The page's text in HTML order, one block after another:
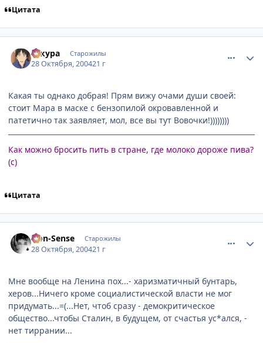
Цитата
сакура Старожилы
28 Октября, 200421 г
Какая ты однако добрая! Прям вижу очами души своей:
стоит Мара в маске с бензопилой окровавленной и
патетично так заявляет, мол, все вы тут Вовочки!))))))))
Как можно бросить пить в стране, где молоко дороже пива?
(с)
Цитата
Non-Sense Старожилы
28 Октября, 200421 г
Мне вообще на Ленина пох...- харизматичный бунтарь,
херов...Ничего кроме социалистической власти не мог
придумать...=(...Нет, чтоб сразу - демокритическое
общество...чтобы Сталин, в будущем, от счастья ус*ался, -
нет тиррании...